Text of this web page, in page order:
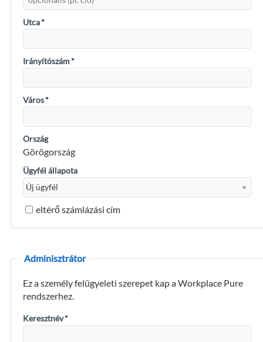
Utca*
Irányítószám*
Város*
Ország
Görögország
Ügyfél állapota
eltérő számlázási cím
Adminisztrátor
Ez a személy felügyeleti szerepet kap a Workplace Pure
rendszerhez.
Keresztnév*